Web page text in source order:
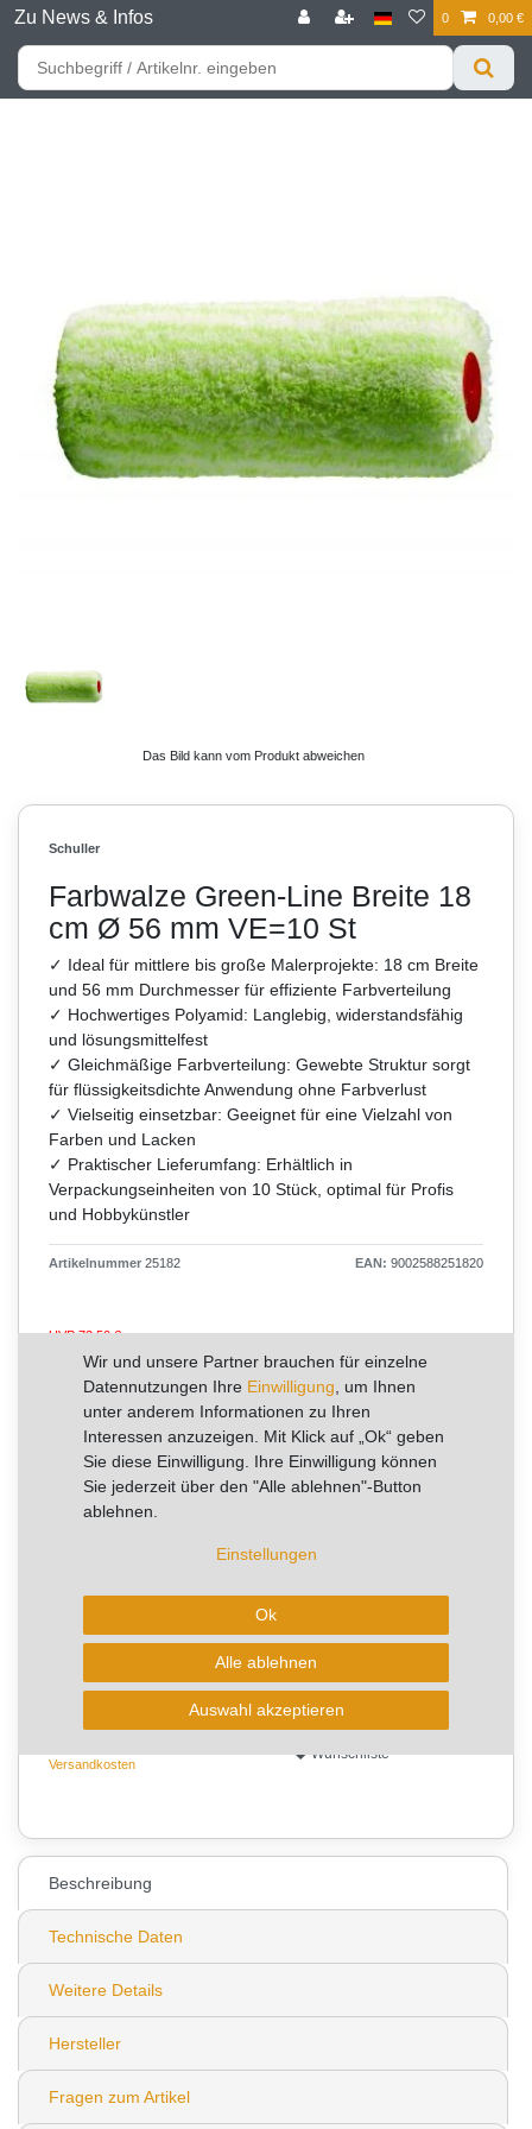
Zu News & Infos 0 0,00 €
Für bessere Preise HIER registrieren!
Das Bild kann vom Produkt abweichen
Schuller
Farbwalze Green-Line Breite 18
cm Ø 56 mm VE=10 St
✓ Ideal für mittlere bis große Malerprojekte: 18 cm Breite
und 56 mm Durchmesser für effiziente Farbverteilung
✓ Hochwertiges Polyamid: Langlebig, widerstandsfähig
und lösungsmittelfest
✓ Gleichmäßige Farbverteilung: Gewebte Struktur sorgt
für flüssigkeitsdichte Anwendung ohne Farbverlust
✓ Vielseitig einsetzbar: Geeignet für eine Vielzahl von
Farben und Lacken
✓ Praktischer Lieferumfang: Erhältlich in
Verpackungseinheiten von 10 Stück, optimal für Profis
und Hobbykünstler
Artikelnummer 25182 EAN: 9002588251820
UVP 72,50 €
48,94 €*
Inhalt10Stück
Grundpreis4,89 € / Stück
RABATT -32%
Kurzfristig verfügbar, Lieferzeit 3-5 Arbeitstage
In den Warenkorb
Versandkosten
Wunschliste
Beschreibung
Technische Daten
Weitere Details
Hersteller
Fragen zum Artikel
Wir und unsere Partner brauchen für einzelne
Datennutzungen Ihre Einwilligung, um Ihnen
unter anderem Informationen zu Ihren
Interessen anzuzeigen. Mit Klick auf „Ok“ geben
Sie diese Einwilligung. Ihre Einwilligung können
Sie jederzeit über den "Alle ablehnen"-Button
ablehnen.
Einstellungen
Ok
Alle ablehnen
Auswahl akzeptieren